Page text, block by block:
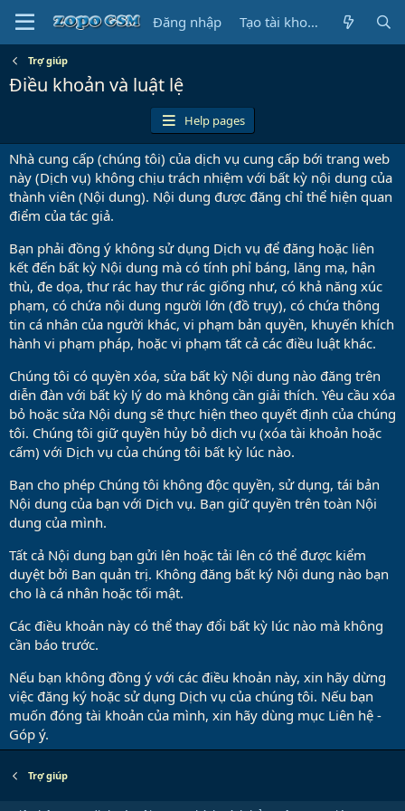
Đăng nhập Tạo tài khoản
Trợ giúp
Điều khoản và luật lệ
Help pages
Nhà cung cấp (chúng tôi) của dịch vụ cung cấp bới trang web
này (Dịch vụ) không chịu trách nhiệm với bất kỳ nội dung của
thành viên (Nội dung). Nội dung được đăng chỉ thể hiện quan
điểm của tác giả.
Bạn phải đồng ý không sử dụng Dịch vụ để đăng hoặc liên
kết đến bất kỳ Nội dung mà có tính phỉ báng, lăng mạ, hận
thù, đe dọa, thư rác hay thư rác giống như, có khả năng xúc
phạm, có chứa nội dung người lớn (đồ trụy), có chứa thông
tin cá nhân của người khác, vi phạm bản quyền, khuyến khích
hành vi phạm pháp, hoặc vi phạm tất cả các điều luật khác.
Chúng tôi có quyền xóa, sửa bất kỳ Nội dung nào đăng trên
diễn đàn với bất kỳ lý do mà không cần giải thích. Yêu cầu xóa
bỏ hoặc sửa Nội dung sẽ thực hiện theo quyết định của chúng
tôi. Chúng tôi giữ quyền hủy bỏ dịch vụ (xóa tài khoản hoặc
cấm) với Dịch vụ của chúng tôi bất kỳ lúc nào.
Bạn cho phép Chúng tôi không độc quyền, sử dụng, tái bản
Nội dung của bạn với Dịch vụ. Bạn giữ quyền trên toàn Nội
dung của mình.
Tất cả Nội dung bạn gửi lên hoặc tải lên có thể được kiểm
duyệt bởi Ban quản trị. Không đăng bất ký Nội dung nào bạn
cho là cá nhân hoặc tối mật.
Các điều khoản này có thể thay đổi bất kỳ lúc nào mà không
cần báo trước.
Nếu bạn không đồng ý với các điều khoản này, xin hãy dừng
việc đăng ký hoặc sử dụng Dịch vụ của chúng tôi. Nếu bạn
muốn đóng tài khoản của mình, xin hãy dùng mục Liên hệ -
Góp ý.
Trợ giúp